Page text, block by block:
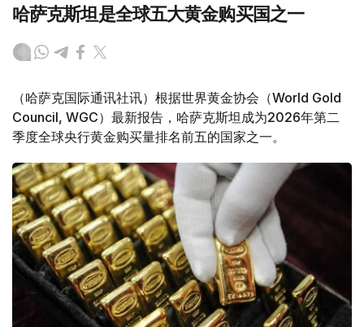
哈萨克斯坦是全球五大黄金购买国之一
（哈萨克国际通讯社讯）根据世界黄金协会（World Gold
Council, WGC）最新报告，哈萨克斯坦成为2026年第二
季度全球央行黄金购买量排名前五的国家之一。